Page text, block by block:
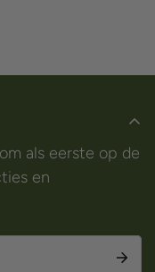
als eerste op de
en